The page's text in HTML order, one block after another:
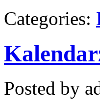
Categories:
Posted by